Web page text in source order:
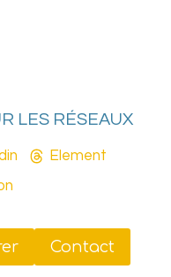
LES RÉSEAUX
Element
Contact